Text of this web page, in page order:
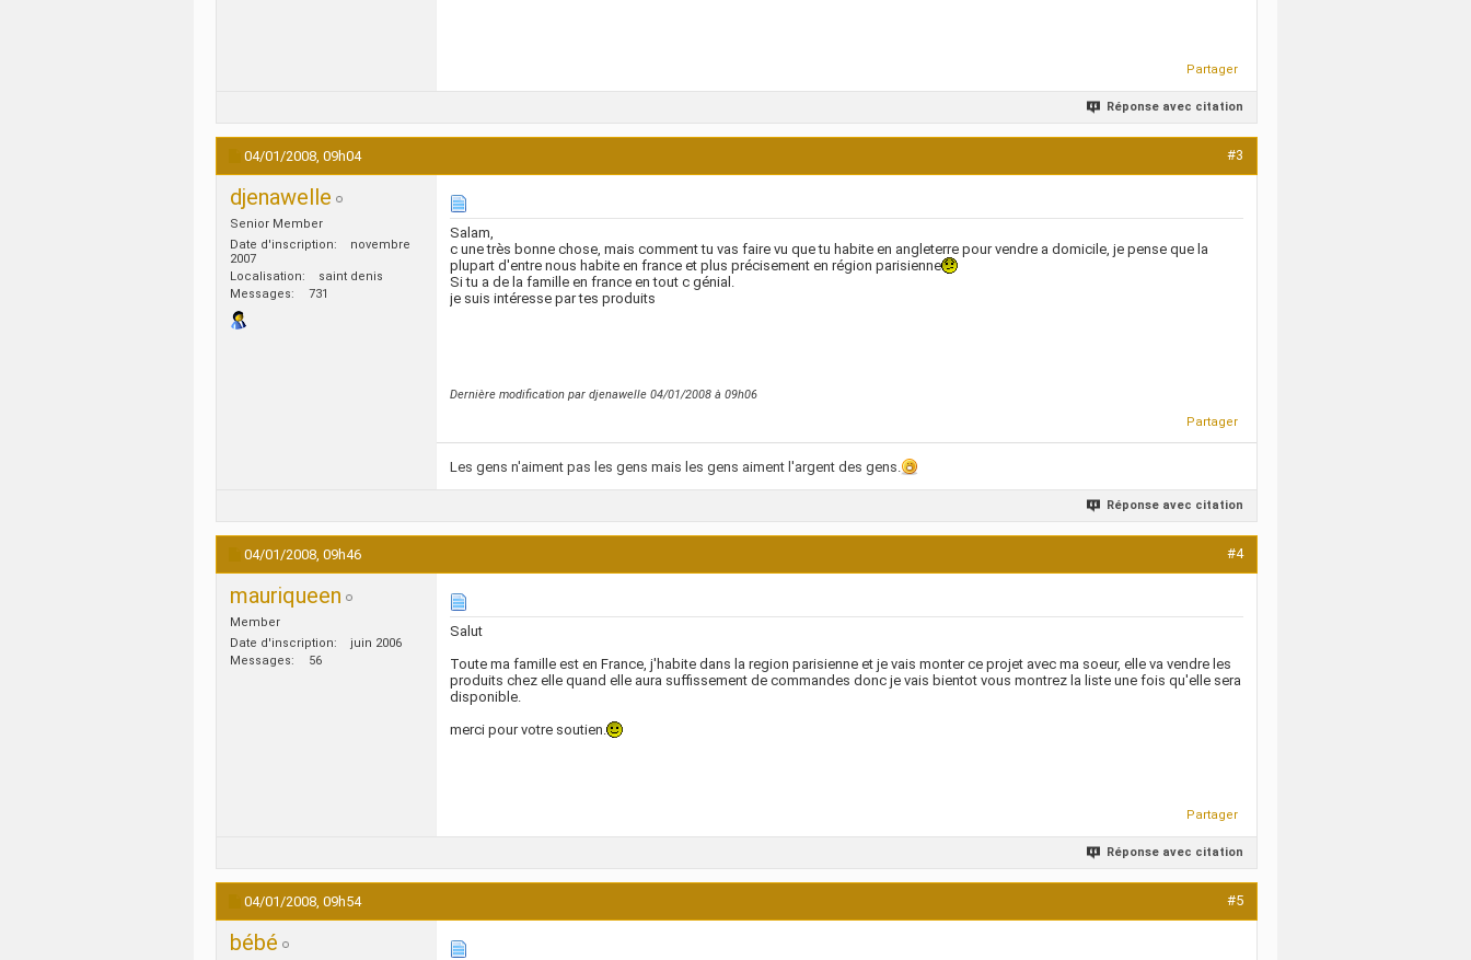
Partager
Réponse avec citation
04/01/2008, 09h04 #3
djenawelle
Senior Member
Date d'inscription
novembre
2007
Localisation
saint denis
Messages
731
Salam,
c une très bonne chose, mais comment tu vas faire vu que tu habite en angleterre pour vendre a domicile, je pense que la
plupart d'entre nous habite en france et plus précisement en région parisienne
Si tu a de la famille en france en tout c génial.
je suis intéresse par tes produits
Dernière modification par djenawelle 04/01/2008 à 09h06
Partager
Les gens n'aiment pas les gens mais les gens aiment l'argent des gens.
Réponse avec citation
04/01/2008, 09h46 #4
mauriqueen
Member
Date d'inscription
juin 2006
Messages
56
Salut
Toute ma famille est en France, j'habite dans la region parisienne et je vais monter ce projet avec ma soeur, elle va vendre les
produits chez elle quand elle aura suffissement de commandes donc je vais bientot vous montrez la liste une fois qu'elle sera
disponible.
merci pour votre soutien.
Partager
Réponse avec citation
04/01/2008, 09h54 #5
bébé